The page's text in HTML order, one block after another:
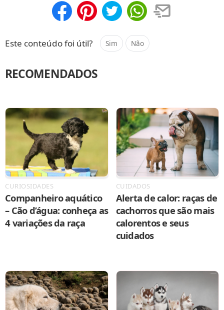
Este conteúdo foi útil? Sim Não
RECOMENDADOS
CURIOSIDADES
Companheiro aquático
– Cão d’água: conheça as
4 variações da raça
CUIDADOS
Alerta de calor: raças de
cachorros que são mais
calorentos e seus
cuidados